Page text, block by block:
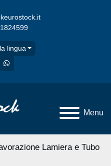
lingua
whatsapp
Menu
Lamiera e Tubo